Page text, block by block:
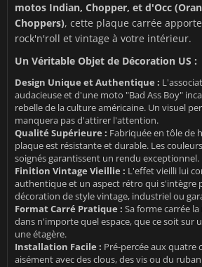
motos Indian, Chopper, et d'Occ
Choppers), cette plaque carrée
rock'n'roll et vintage à votre intérieur.
Un Véritable Objet de Décoration US :
Design Unique et Authentique :
audacieuse et d'une moto "Bad Ass Boy"
rebelle de la culture américaine. Un visuel
manquera pas d'attirer l'attention.
Qualité Supérieure : Fabriquée en tôle de
plaque est résistante et durable. Les
soignés garantissent un rendu exceptionnel.
Finition Vintage Vieillie : L'effet vieilli lui
authentique et un aspect rétro qui s'intègre
décoration de style vintage, industriel ou
Format Carré Pratique : Sa forme carrée
dans n'importe quel espace, que ce soit sur
une étagère.
Installation Facile : Pré-percée aux quatre
aisément avec des clous, des vis ou du